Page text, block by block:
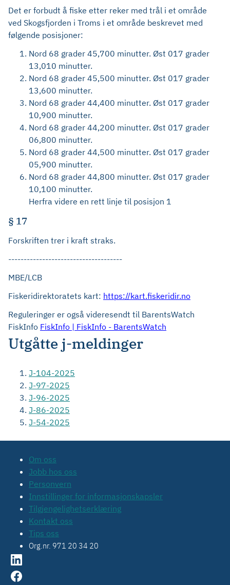
Det er forbudt å fiske etter reker med trål i et område
ved Skogsfjorden i Troms i et område beskrevet med
følgende posisjoner:
Nord 68 grader 45,700 minutter. Øst 017 grader
13,010 minutter.
Nord 68 grader 45,500 minutter. Øst 017 grader
13,600 minutter.
Nord 68 grader 44,400 minutter. Øst 017 grader
10,900 minutter.
Nord 68 grader 44,200 minutter. Øst 017 grader
06,800 minutter.
Nord 68 grader 44,500 minutter. Øst 017 grader
05,900 minutter.
Nord 68 grader 44,800 minutter. Øst 017 grader
10,100 minutter.
Herfra videre en rett linje til posisjon 1
§ 17
Forskriften trer i kraft straks.
-------------------------------------
MBE/LCB
Fiskeridirektoratets kart: https://kart.fiskeridir.no
Reguleringer er også videresendt til BarentsWatch
FiskInfo FiskInfo | FiskInfo - BarentsWatch
Utgåtte j-meldinger
J-104-2025
J-97-2025
J-96-2025
J-86-2025
J-54-2025
Om oss
Jobb hos oss
Personvern
Innstillinger for informasjonskapsler
Tilgjengelighetserklæring
Kontakt oss
Tips oss
Org.nr. 971 20 34 20